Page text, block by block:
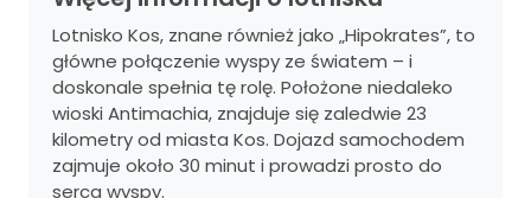
Lotnisko Kos, znane również jako „Hipokrates”, to
główne połączenie wyspy ze światem – i
doskonale spełnia tę rolę. Położone niedaleko
wioski Antimachia, znajduje się zaledwie 23
kilometry od miasta Kos. Dojazd samochodem
zajmuje około 30 minut i prowadzi prosto do
serca wyspy.